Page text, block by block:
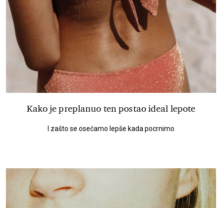
Kako je preplanuo ten postao ideal lepote
I zašto se osećamo lepše kada pocrnimo